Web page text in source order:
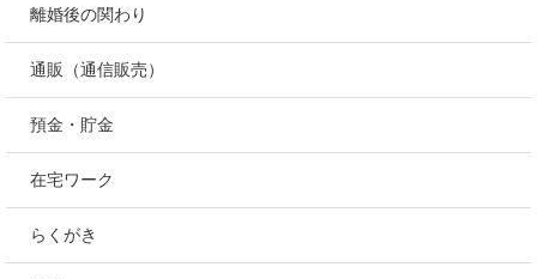
離婚後の関わり
通販（通信販売）
預金・貯金
在宅ワーク
らくがき